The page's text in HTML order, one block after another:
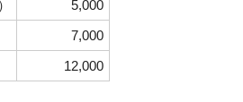
5,000
7,000
12,000